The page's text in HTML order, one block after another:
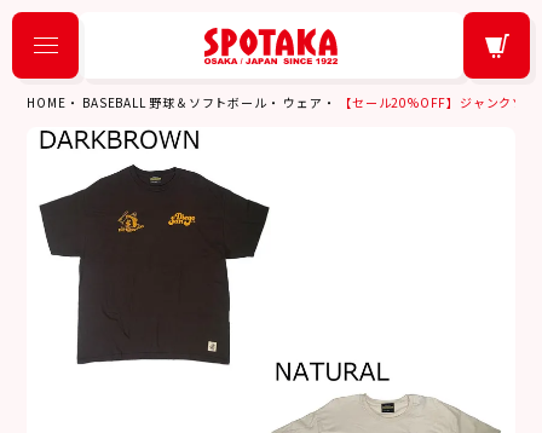
HOME BASEBALL 野球＆ソフトボール ウェア 【セール20%OFF】ジャンクソ